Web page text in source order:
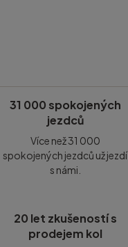
31 000 spokojených
jezdců
Více než 31 000
spokojených jezdců už jezdí
s námi.
20 let zkušeností s
prodejem kol